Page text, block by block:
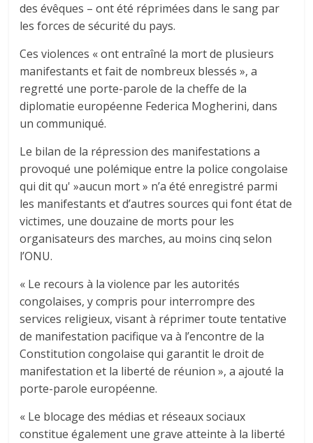
des évêques – ont été réprimées dans le sang par
les forces de sécurité du pays.
Ces violences « ont entraîné la mort de plusieurs
manifestants et fait de nombreux blessés », a
regretté une porte-parole de la cheffe de la
diplomatie européenne Federica Mogherini, dans
un communiqué.
Le bilan de la répression des manifestations a
provoqué une polémique entre la police congolaise
qui dit qu' »aucun mort » n’a été enregistré parmi
les manifestants et d’autres sources qui font état de
victimes, une douzaine de morts pour les
organisateurs des marches, au moins cinq selon
l’ONU.
« Le recours à la violence par les autorités
congolaises, y compris pour interrompre des
services religieux, visant à réprimer toute tentative
de manifestation pacifique va à l’encontre de la
Constitution congolaise qui garantit le droit de
manifestation et la liberté de réunion », a ajouté la
porte-parole européenne.
« Le blocage des médias et réseaux sociaux
constitue également une grave atteinte à la liberté